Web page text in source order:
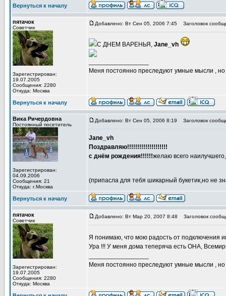
Вернуться к началу
пятачок
Советчик
Зарегистрирован:
19.07.2005
Сообщения: 2280
Откуда: Москва
Добавлено: Вт Сен 05, 2006 7:45 Заголовок
С ДНЕМ ВАРЕНЬЯ, Jane_vh
Меня постоянно преследуют умные мысли ,
Вернуться к началу
Вика Ричердовна
Постоянный посетитель
Зарегистрирован:
04.09.2006
Сообщения: 21
Откуда: г.Москва
Добавлено: Вт Сен 05, 2006 8:19 Заголовок
Jane_vh
Поздравляю!!!!!!!!!!!!!!!!!!!!
с днём рождения!!!!!!желаю всего
(припасла для тебя шикарный букетик,но не
Вернуться к началу
пятачок
Советчик
Зарегистрирован:
19.07.2005
Сообщения: 2280
Откуда: Москва
Добавлено: Вт Мар 20, 2007 8:48 Заголовок
Я понимаю, что мою радость от подключения
Ура !!! У меня дома теперяча есть ОНА,
Меня постоянно преследуют умные мысли ,